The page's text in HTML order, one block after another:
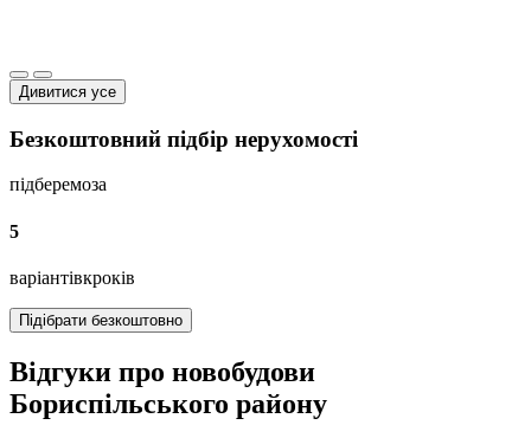
Дивитися усе
Безкоштовний підбір нерухомості
підберемоза
5
варіантівкроків
Підібрати безкоштовно
Відгуки про новобудови
Бориспільського району